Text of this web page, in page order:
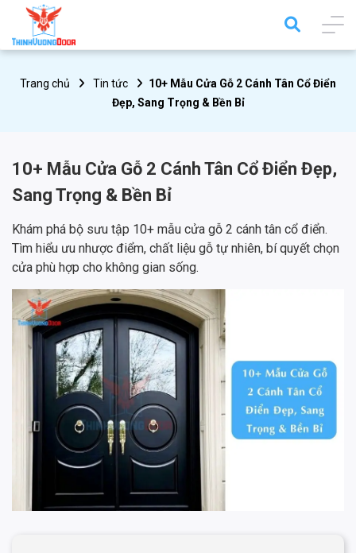
Trang chủ Tin tức
10+ Mẫu Cửa Gỗ 2 Cánh Tân Cổ Điển
Đẹp, Sang Trọng & Bền Bỉ
10+ Mẫu Cửa Gỗ 2 Cánh Tân Cổ Điển Đẹp,
Sang Trọng & Bền Bỉ
Khám phá bộ sưu tập 10+ mẫu cửa gỗ 2 cánh tân cổ điển.
Tìm hiểu ưu nhược điểm, chất liệu gỗ tự nhiên, bí quyết chọn
cửa phù hợp cho không gian sống.